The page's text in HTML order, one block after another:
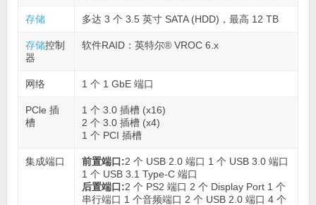
存储 多达 3 个 3.5 英寸 SATA (HDD)，最高 12 TB
存储控制
器
软件RAID：英特尔® VROC 6.x
网络 1 个 1 GbE 端口
PCle 插
槽
1 个 3.0 插槽 (x16)
2 个 3.0 插槽 (x4)
1 个 PCI 插槽
集成端口 前置端口:2 个 USB 2.0 端口 1 个 USB 3.0 端口
1 个 USB 3.1 Type-C 端口
后置端口:2 个 PS2 端口 2 个 Display Port 1 个
串行端口 1 个音频端口 2 个 USB 2.0 端口 4 个